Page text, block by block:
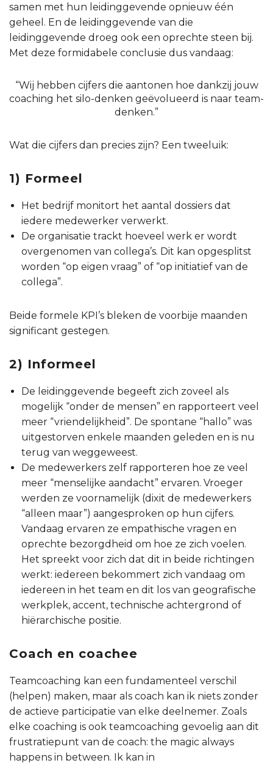
samen met hun leidinggevende opnieuw één
geheel. En de leidinggevende van die
leidinggevende droeg ook een oprechte steen bij.
Met deze formidabele conclusie dus vandaag:
“Wij hebben cijfers die aantonen hoe dankzij jouw
coaching het silo-denken geëvolueerd is naar team-
denken.”
Wat die cijfers dan precies zijn? Een tweeluik:
1) Formeel
Het bedrijf monitort het aantal dossiers dat
iedere medewerker verwerkt.
De organisatie trackt hoeveel werk er wordt
overgenomen van collega’s. Dit kan opgesplitst
worden “op eigen vraag” of “op initiatief van de
collega”.
Beide formele KPI’s bleken de voorbije maanden
significant gestegen.
2) Informeel
De leidinggevende begeeft zich zoveel als
mogelijk “onder de mensen” en rapporteert veel
meer “vriendelijkheid”. De spontane “hallo” was
uitgestorven enkele maanden geleden en is nu
terug van weggeweest.
De medewerkers zelf rapporteren hoe ze veel
meer “menselijke aandacht” ervaren. Vroeger
werden ze voornamelijk (dixit de medewerkers
“alleen maar”) aangesproken op hun cijfers.
Vandaag ervaren ze empathische vragen en
oprechte bezorgdheid om hoe ze zich voelen.
Het spreekt voor zich dat dit in beide richtingen
werkt: iedereen bekommert zich vandaag om
iedereen in het team en dit los van geografische
werkplek, accent, technische achtergrond of
hiërarchische positie.
Coach en coachee
Teamcoaching kan een fundamenteel verschil
(helpen) maken, maar als coach kan ik niets zonder
de actieve participatie van elke deelnemer. Zoals
elke coaching is ook teamcoaching gevoelig aan dit
frustratiepunt van de coach: the magic always
happens in between. Ik kan in